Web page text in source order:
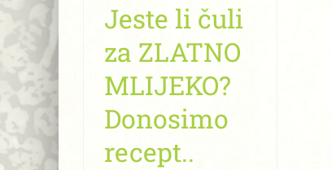
Jeste li čuli
za ZLATNO
MLIJEKO?
Donosimo
recept..